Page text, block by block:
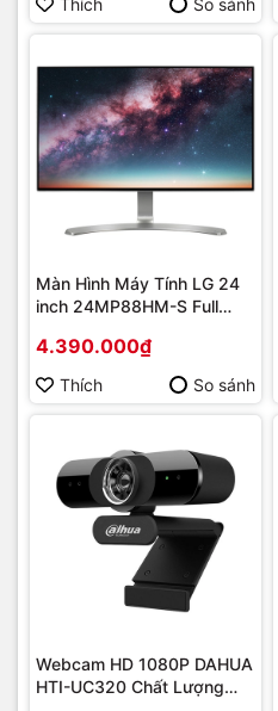
Thích So sánh
Màn Hình Máy Tính LG 24
inch 24MP88HM-S Full
4.390.000₫
Thích So sánh
Webcam HD 1080P DAHUA
HTI-UC320 Chất Lượng